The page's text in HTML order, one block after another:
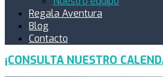
Regala Aventura
Blog
Contacto
¡CONSULTA NUESTRO